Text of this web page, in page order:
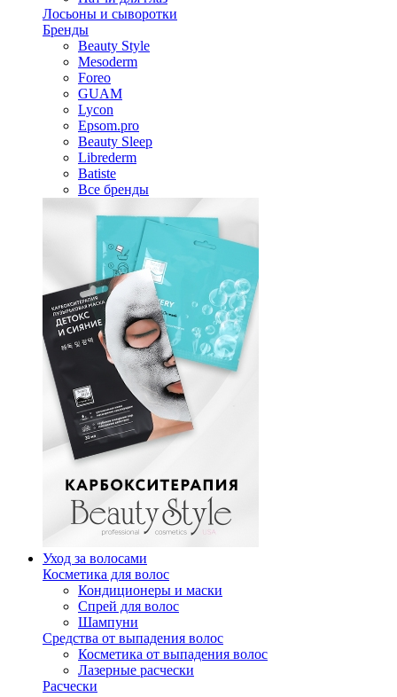
Лосьоны и сыворотки
Бренды
Beauty Style
Mesoderm
Foreo
GUAM
Lycon
Epsom.pro
Beauty Sleep
Librederm
Batiste
Все бренды
Уход за волосами
Косметика для волос
Кондиционеры и маски
Спрей для волос
Шампуни
Средства от выпадения волос
Косметика от выпадения волос
Лазерные расчески
Расчески